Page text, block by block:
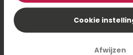
Eén bestelling, honderden
mogelijk.
Producten met jouw logo
Cookie
Afwijzen